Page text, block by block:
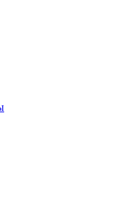
машины
электрические
электрические